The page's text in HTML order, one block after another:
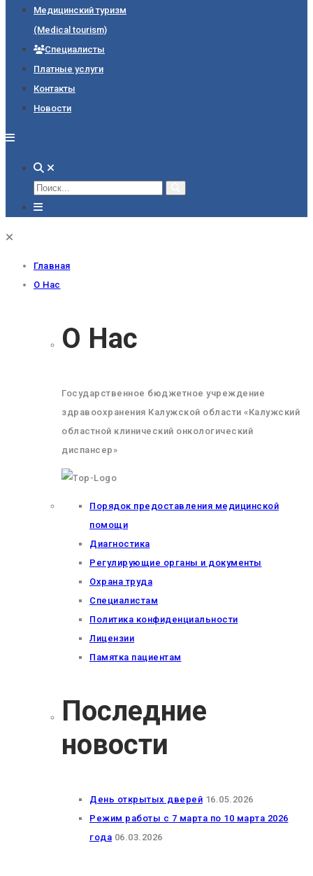
Медицинский туризм
(Medical tourism)
Специалисты
Платные услуги
Контакты
Новости
Главная
О Нас
О Нас
Государственное бюджетное учреждение
здравоохранения Калужской области «Калужский
областной клинический онкологический
диспансер»
Порядок предоставления медицинской
помощи
Диагностика
Регулирующие органы и документы
Охрана труда
Специалистам
Политика конфиденциальности
Лицензии
Памятка пациентам
Последние
новости
День открытых дверей 16.05.2026
Режим работы с 7 марта по 10 марта 2026
года 06.03.2026